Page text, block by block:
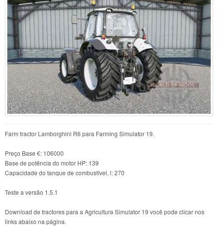
Farm tractor Lamborghini R6 para Farming Simulator 19.
Preço Base €: 106000
Base de potência do motor HP: 139
Capacidade do tanque de combustível, l: 270
Teste a versão 1.5.1
Download de tractores para a Agricultura Simulator 19 você pode clicar nos
links abaixo na página.